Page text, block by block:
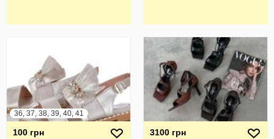
36, 37, 38, 39, 40, 41
100 грн
3100 грн